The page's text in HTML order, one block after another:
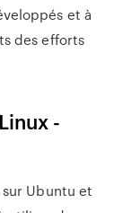
et à
des efforts
-
Ubuntu et